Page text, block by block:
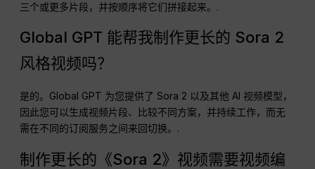
三个或更多片段，并按顺序将它们拼接起来。.
Global GPT 能帮我制作更长的 Sora 2
风格视频吗？
是的。Global GPT 为您提供了 Sora 2 以及其他 AI 视频模型，
因此您可以生成视频片段、比较不同方案，并持续工作，而无
需在不同的订阅服务之间来回切换。.
制作更长的《Sora 2》视频需要视频编